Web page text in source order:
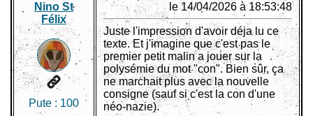
Nino St
Félix
Pute : 100
le 14/04/2026 à 18:53:48
Juste l'impression d'avoir déja lu ce
texte. Et j'imagine que c'est pas le
premier petit malin a jouer sur la
polysémie du mot "con". Bien sûr, ça
ne marchait plus avec la nouvelle
consigne (sauf si c'est la con d'une
néo-nazie).